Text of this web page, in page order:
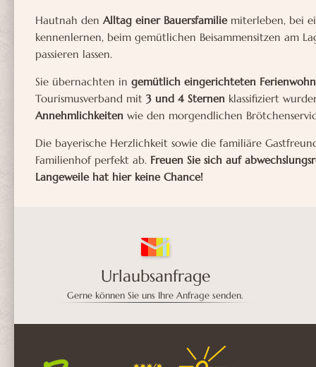
Hautnah den Alltag einer Bauersfamiliemiterleben, bei
kennenlernen, beim gemütlichen Beisammensitzen am
passieren lassen.
Sie übernachten in gemütlich eingerichteten
Tourismusverband mit 3 und 4 Sternen klassifiziert
Annehmlichkeiten wie den morgendlichen
Die bayerische Herzlichkeit sowie die familiäre
Familienhof perfekt ab. Freuen Sie sich auf
Langeweile hat hier keine Chance!
Urlaubsanfrage
Gerne können Sie uns Ihre Anfrage senden.